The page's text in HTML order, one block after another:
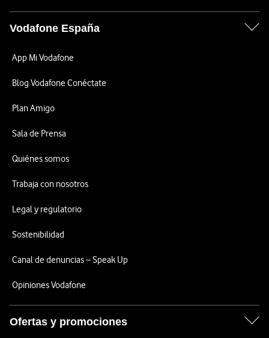
Vodafone España
App Mi Vodafone
Blog Vodafone Conéctate
Plan Amigo
Sala de Prensa
Quiénes somos
Trabaja con nosotros
Legal y regulatorio
Sostenibilidad
Canal de denuncias – Speak Up
Opiniones Vodafone
Ofertas y promociones